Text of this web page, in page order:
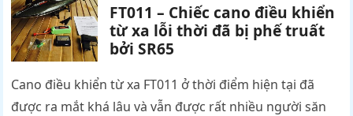
FT011 – Chiếc cano điều khiển
từ xa lỗi thời đã bị phế truất
bởi SR65
Cano điều khiển từ xa FT011 ở thời điểm hiện tại đã
được ra mắt khá lâu và vẫn được rất nhiều người săn